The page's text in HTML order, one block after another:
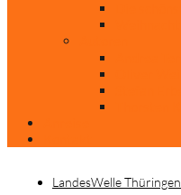
LandesWelle Thüringen